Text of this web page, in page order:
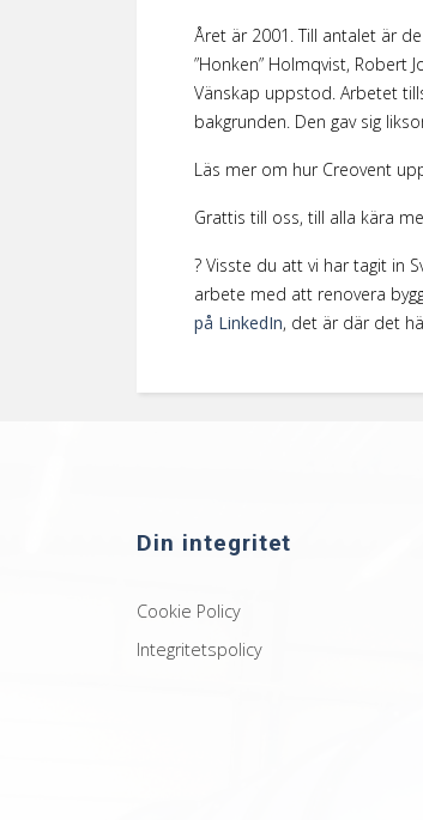
Året är 2001. Till antalet är
”Honken” Holmqvist, Robert
Vänskap uppstod. Arbetet
bakgrunden. Den gav sig
Läs mer om hur Creovent
Grattis till oss, till alla kära
? Visste du att vi har tagit in
arbete med att renovera
på LinkedIn, det är där det
Din integritet
Cookie Policy
Integritetspolicy